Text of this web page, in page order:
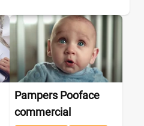
Pampers Pooface
commercial